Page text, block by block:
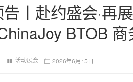
告丨赴约盛会·再
BTOB 商
活动展会 2026年6月15日